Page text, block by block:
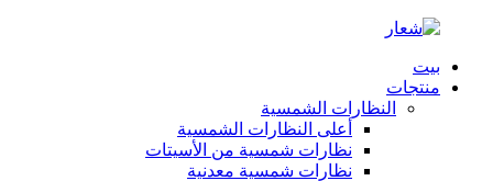
بيت
منتجات
النظارات الشمسية
أعلى النظارات الشمسية
نظارات شمسية من الأسيتات
نظارات شمسية معدنية